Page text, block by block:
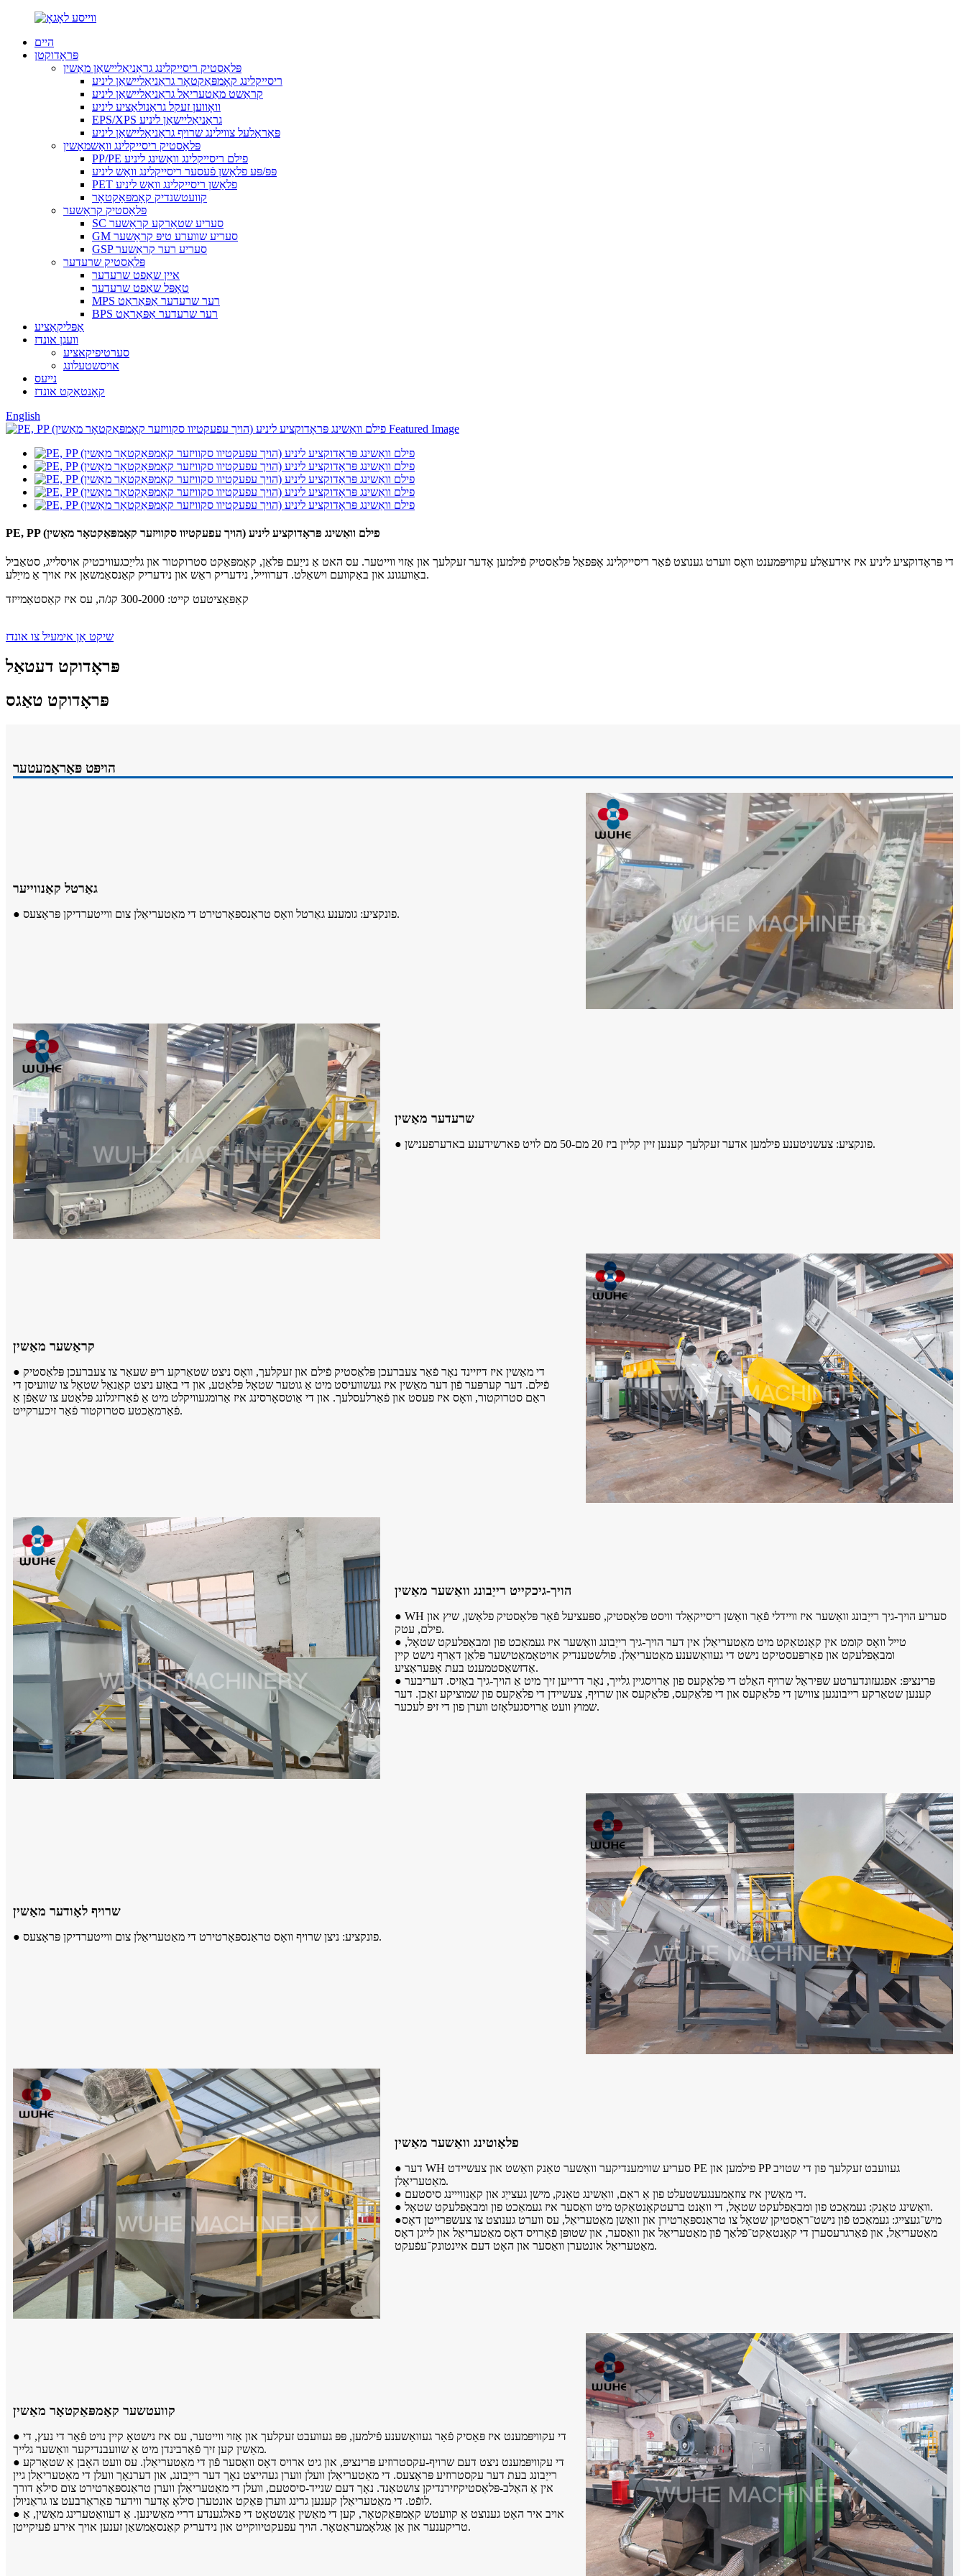
היים
פּראָדוקטן
פּלאַסטיק ריסייקלינג גראַניאַליישאַן מאַשין
ריסייקלינג קאָמפּאַקטאָר גראַניאַליישאַן ליניע
קראַשט מאַטעריאַל גראַניאַליישאַן ליניע
וואָווען זעקל גראַנולאַציע ליניע
EPS/XPS גראַניאַליישאַן ליניע
פּאַראַלעל צווילינג שרויף גראַניאַליישאַן ליניע
פּלאַסטיק ריסייקלינג וואַשמאַשין
PP/PE פילם ריסייקלינג וואַשינג ליניע
פּפּ/פּע פלאַשן פֿעסער ריסייקלינג וואַש ליניע
PET פלאַשן ריסייקלינג וואַש ליניע
קוועטשנדיק קאָמפּאַקטאָר
פּלאַסטיק קראַשער
SC סעריע שטאַרקע קראַשער
GM סעריע שווערע טיפּ קראַשער
GSP סעריע רער קראַשער
פּלאַסטיק שרעדער
איין שאַפט שרעדער
טאָפּל שאַפט שרעדער
MPS רער שרעדער אַפּאַראַט
BPS רער שרעדער אַפּאַראַט
אַפּליקאַציע
וועגן אונדז
סערטיפיקאציע
אויסשטעלונג
נייעס
קאָנטאַקט אונדז
English
PE, PP פילם וואַשינג פּראָדוקציע ליניע (הויך עפעקטיוו סקוויזער קאָמפּאַקטאָר מאַשין)
די פּראָדוקציע ליניע איז אידעאַלע עקוויפּמענט וואָס ווערט גענוצט פֿאַר ריסייקלינג אָפּפאַל פּלאַסטיק פֿילמען אָדער זעקלעך און אַזוי ווייטער. עס האט אַ נייַעם פּלאַן, קאָמפּאַקט סטרוקטור און גלייַכגעוויכטיק אויסלייג, סטאַביל
באַוועגונג און באַקוועם וישאַלט. דערווייל, נידעריק ראַש און נידעריק קאַנסאַמשאַן איז אויך אַ מייַלע.
קאַפּאַציטעט קייט: 300-2000 קג/ה, עס איז קאַסטאַמייזד
שיקט אַן אימעיל צו אונדז
פּראָדוקט דעטאַל
פּראָדוקט טאַגס
הויפּט פּאַראַמעטער
גאַרטל קאַנווייער
● פונקציע: גומענע גאַרטל וואָס טראַנספּאָרטירט די מאַטעריאַלן צום ווייטערדיקן פּראָצעס.
שרעדער מאַשין
● פונקציע: צעשניטענע פילמען אדער זעקלעך קענען זיין קליין ביז 20 מם-50 מם לויט פארשידענע באדערפענישן.
קראַשער מאַשין
● די מאַשין איז דיזיינד נאָר פֿאַר צעברעכן פּלאַסטיק פֿילם און זעקלעך, וואָס ניצט שטאַרקע ריפּ שעאַר צו צעברעכן פּלאַסטיק
פֿילם. דער קערפּער פֿון דער מאַשין איז געשוועיסט מיט אַ גוטער שטאָל פּלאַטע, און די באַזע ניצט קאַנאַל שטאָל צו שוועיסן די
ראַם סטרוקטור, וואָס איז פעסט און פֿאַרלעסלעך. און די אַוטסאָרסינג איז אַרומגעוויקלט מיט אַ פֿאַרזיגלונג פּלאַטע צו שאַפֿן אַ
פֿאַרמאַכטע סטרוקטור פֿאַר זיכערקייט.
הויך-גיכקייט רייַבונג וואַשער מאַשין
● WH סעריע הויך-גיך רייַבונג וואַשער איז וויידלי פֿאַר וואַשן ריסייקאַלד וויסט פּלאַסטיק, ספּעציעל פֿאַר פּלאַסטיק פלאַשן, שיץ און
פילם, עטק.
● טייל וואָס קומט אין קאָנטאַקט מיט מאַטעריאַלן אין דער הויך-גיך רייַבונג וואַשער איז געמאַכט פון ומבאַפלעקט שטאָל,
ומבאַפלעקט און פאַרפּעסטיקט נישט די געוואַשענע מאַטעריאַלן. פולשטענדיק אויטאָמאַטישער פּלאַן דאַרף נישט קיין
אַדזשאַסטמענט בעת אָפּעראַציע.
● פּרינציפּ: אפגעזונדערטע שפּיראַל שרויף האַלט די פלאַקעס פון אַרויסגיין גלייך, נאָר דרייען זיך מיט אַ הויך-גיך באַזיס. דעריבער
קענען שטאַרקע רייבונגען צווישן די פלאַקעס און די פלאַקעס, פלאַקעס און שרויף, צעשיידן די פלאַקעס פון שמוציקע זאַכן. דער
שמוץ וועט אַרויסגעלאָזט ווערן פון די זיפּ לעכער.
שרויף לאָודער מאַשין
● פונקציע: ניצן שרויף וואָס טראַנספּאָרטירט די מאַטעריאַלן צום ווייטערדיקן פּראָצעס.
פלאָוטינג וואַשער מאַשין
● דער WH סעריע שווימענדיקער וואַשער טאַנק וואַשט און צעשיידט PE פילמען און PP געוועבט זעקלעך פון די שטויב
מאַטעריאַלן.
● די מאַשין איז צוזאַמענגעשטעלט פון אַ ראַם, וואַשינג טאַנק, מישן געצייַג און קאַנווייינג סיסטעם.
● וואַשינג טאַנק: געמאַכט פון ומבאַפלעקט שטאָל, די וואַנט ברעטקאָנטאַקט מיט וואַסער איז געמאַכט פון ומבאַפלעקט שטאָל.
●מיש־געצייג: געמאַכט פֿון נישט־ראַסטיקן שטאָל צו טראַנספּאָרטירן און וואַשן מאַטעריאַל, עס ווערט גענוצט צו צעשפּרייטן דאָס
מאַטעריאַל, און פֿאַרגרעסערן די קאָנטאַקט־פֿלאַך פֿון מאַטעריאַל און וואַסער, און שטופּן פֿאָרויס דאָס מאַטעריאַל און לייגן דאָס
מאַטעריאַל אונטערן וואַסער און האָט דעם אײַנטונק־עפֿעקט.
קוועטשער קאָמפּאַקטאָר מאַשין
● די עקוויפּמענט איז פּאַסיק פֿאַר געוואַשענע פֿילמען, פּפּ געוועבט זעקלעך און אַזוי ווייטער, עס איז נישטאָ קיין נויט פֿאַר די נעץ, די
מאַשין קען זיך פֿאַרבינדן מיט אַ שוועבנדיקער וואַשער גלייך.
● די עקוויפּמענט ניצט דעם שרויף-עקסטרוזיע פּרינציפּ, און גיט ארויס דאָס וואַסער פֿון די מאַטעריאַלן. עס וועט האָבן אַ שטאַרקע
רייַבונג בעת דער עקסטרוזיע פּראָצעס. די מאַטעריאַלן וועלן ווערן געהייצט נאָך דער רייַבונג, און דערנאָך וועלן די מאַטעריאַלן גיין
אין אַ האַלב-פּלאַסטיקיזירנדיקן צושטאַנד. נאָך דעם שנייד-סיסטעם, וועלן די מאַטעריאַלן ווערן טראַנספּאָרטירט צום סילאָ דורך
לופֿט. די מאַטעריאַלן קענען גרינג ווערן פּאַקט אונטערן סילאָ אָדער ווידער פאַראַרבעט צו גראַניולן.
● אויב איר האָט גענוצט אַ קוועטש קאָמפּאַקטאָר, קען די מאַשין אַנשטאָט די פאלגענדע דריי מאַשינען. אַ דעוואַטערינג מאַשין, אַ
טריקענער און אַן אַגלאָמעראַטאָר. הויך עפעקטיווקייט און נידעריק קאַנסאַמשאַן זענען אויך אירע פֿעיִקייטן.